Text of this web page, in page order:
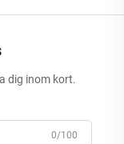
dig inom kort.
0/100